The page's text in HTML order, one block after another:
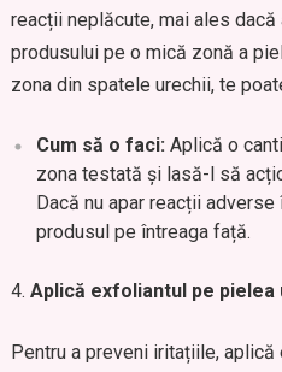
reacții neplăcute, mai ales
produsului pe o mică zonă a
zona din spatele urechii, te
Cum să o faci: Aplică o
zona testată și lasă-l să
Dacă nu apar reacții
produsul pe întreaga față.
Aplică exfoliantul pe pielea
Pentru a preveni iritațiile,